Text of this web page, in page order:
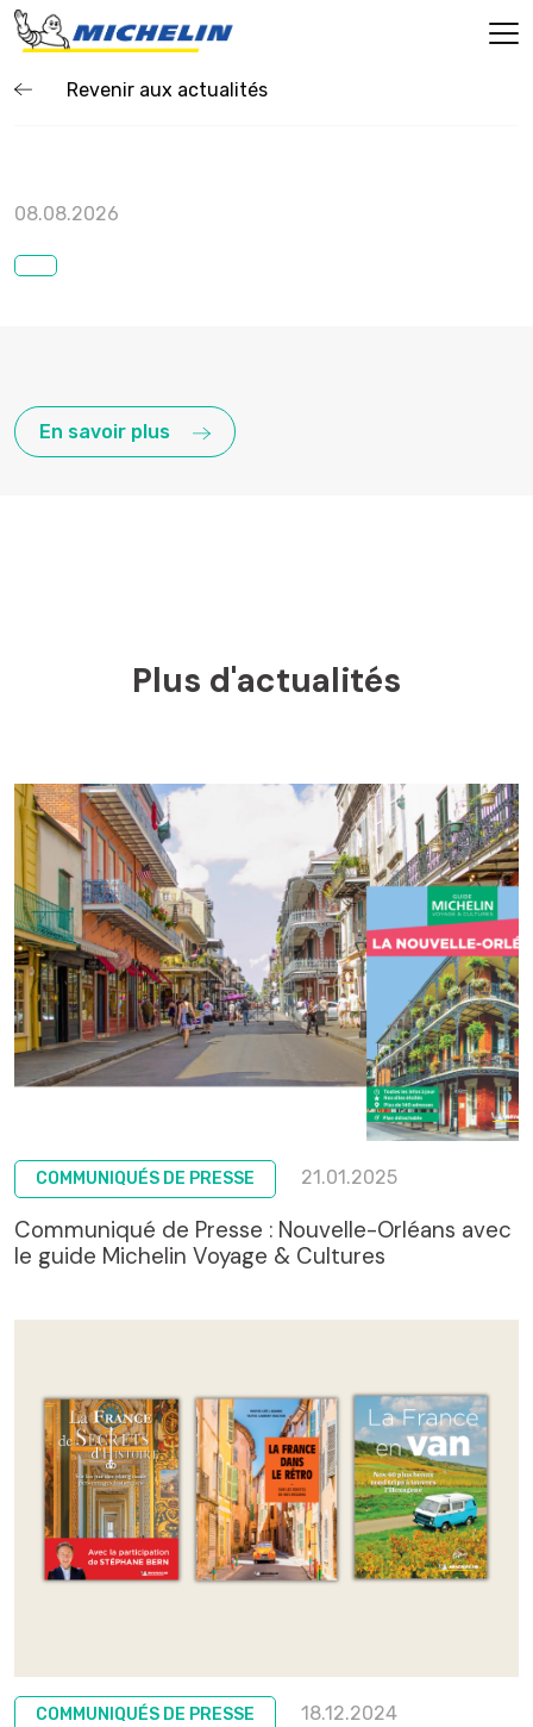
Revenir aux actualités
08.08.2026
En savoir plus
Plus d'actualités
COMMUNIQUÉS DE PRESSE 21.01.2025
Communiqué de Presse : Nouvelle-Orléans avec
le guide Michelin Voyage & Cultures
COMMUNIQUÉS DE PRESSE 18.12.2024